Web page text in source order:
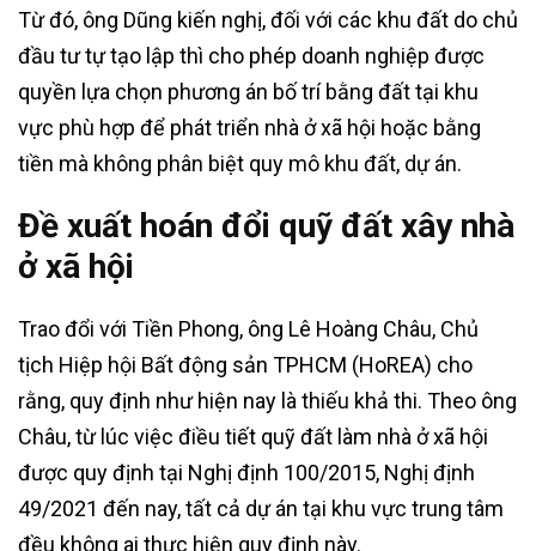
Từ đó, ông Dũng kiến nghị, đối với các khu đất do chủ
đầu tư tự tạo lập thì cho phép doanh nghiệp được
quyền lựa chọn phương án bố trí bằng đất tại khu
vực phù hợp để phát triển nhà ở xã hội hoặc bằng
tiền mà không phân biệt quy mô khu đất, dự án.
Đề xuất hoán đổi quỹ đất xây nhà
ở xã hội
Trao đổi với Tiền Phong, ông Lê Hoàng Châu, Chủ
tịch Hiệp hội Bất động sản TPHCM (HoREA) cho
rằng, quy định như hiện nay là thiếu khả thi. Theo ông
Châu, từ lúc việc điều tiết quỹ đất làm nhà ở xã hội
được quy định tại Nghị định 100/2015, Nghị định
49/2021 đến nay, tất cả dự án tại khu vực trung tâm
đều không ai thực hiện quy định này.